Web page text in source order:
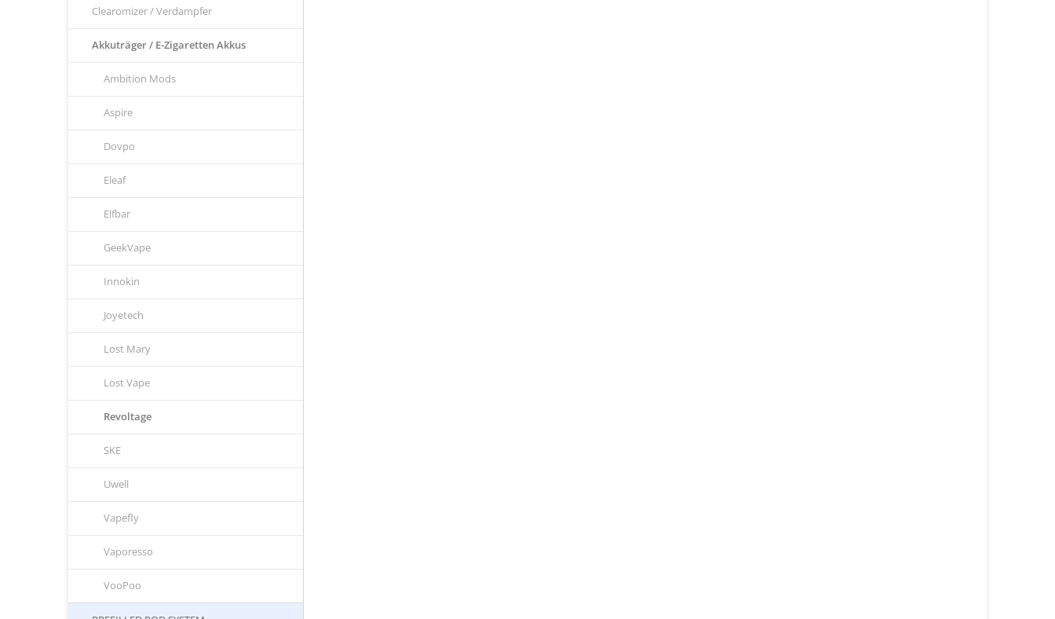
Clearomizer / Verdampfer
Akkuträger / E-Zigaretten Akkus
Ambition Mods
Aspire
Dovpo
Eleaf
Elfbar
GeekVape
Innokin
Joyetech
Lost Mary
Lost Vape
Revoltage
SKE
Uwell
Vapefly
Vaporesso
VooPoo